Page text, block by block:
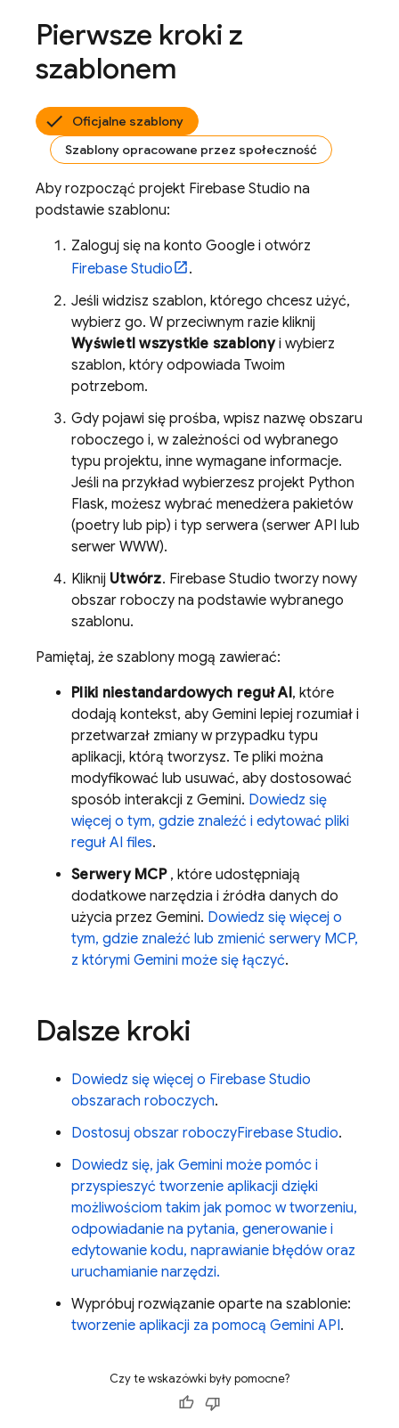
Pierwsze kroki z
szablonem
Oficjalne szablony
Szablony opracowane przez społeczność
Aby rozpocząć projekt Firebase Studio na
podstawie szablonu:
Zaloguj się na konto Google i otwórz
Firebase Studio
.
Jeśli widzisz szablon, którego chcesz użyć,
wybierz go. W przeciwnym razie kliknij
Wyświetl wszystkie szablonyi wybierz
szablon, który odpowiada Twoim
potrzebom.
Gdy pojawi się prośba, wpisz nazwę obszaru
roboczego i, w zależności od wybranego
typu projektu, inne wymagane informacje.
Jeśli na przykład wybierzesz projekt Python
Flask, możesz wybrać menedżera pakietów
(poetry lub pip) i typ serwera (serwer API lub
serwer WWW).
Kliknij Utwórz. Firebase Studio tworzy nowy
obszar roboczy na podstawie wybranego
szablonu.
Pamiętaj, że szablony mogą zawierać:
Pliki niestandardowych reguł AI, które
dodają kontekst, aby Gemini lepiej rozumiał i
przetwarzał zmiany w przypadku typu
aplikacji, którą tworzysz. Te pliki można
modyfikować lub usuwać, aby dostosować
sposób interakcji z Gemini. Dowiedz się
więcej o tym, gdzie znaleźć i edytować pliki
reguł AI files.
Serwery MCP, które udostępniają
dodatkowe narzędzia i źródła danych do
użycia przez Gemini. Dowiedz się więcej o
tym, gdzie znaleźć lub zmienić serwery MCP,
z którymi Gemini może się łączyć.
Dalsze kroki
Dowiedz się więcej o Firebase Studio
obszarach roboczych.
Dostosuj obszar roboczyFirebase Studio.
Dowiedz się, jak Gemini może pomóc i
przyspieszyć tworzenie aplikacji dzięki
możliwościom takim jak pomoc w tworzeniu,
odpowiadanie na pytania, generowanie i
edytowanie kodu, naprawianie błędów oraz
uruchamianie narzędzi.
Wypróbuj rozwiązanie oparte na szablonie:
tworzenie aplikacji za pomocą Gemini API.
Czy te wskazówki były pomocne?